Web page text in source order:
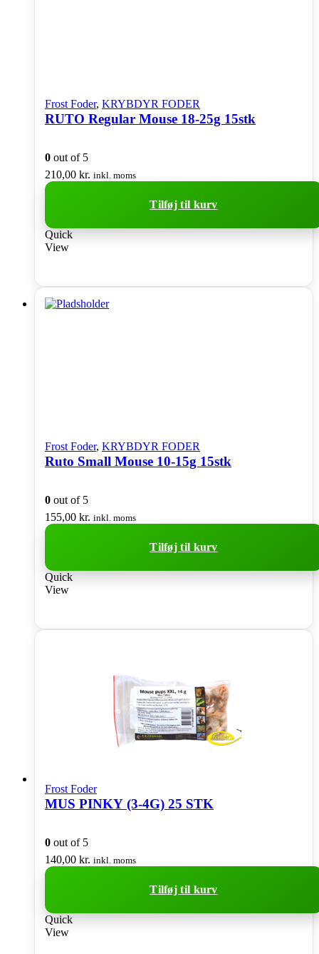
Frost Foder, KRYBDYR FODER
RUTO Regular Mouse 18-25g 15stk
0 out of 5
210,00 kr. inkl. moms
Tilføj til kurv
Quick
View
Frost Foder, KRYBDYR FODER
Ruto Small Mouse 10-15g 15stk
0 out of 5
155,00 kr. inkl. moms
Tilføj til kurv
Quick
View
Frost Foder
MUS PINKY (3-4G) 25 STK
0 out of 5
140,00 kr. inkl. moms
Tilføj til kurv
Quick
View